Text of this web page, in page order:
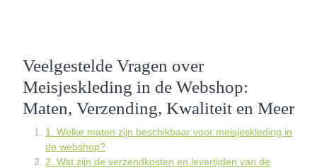
Veelgestelde Vragen over
Meisjeskleding in de Webshop:
Maten, Verzending, Kwaliteit en Meer
1. Welke maten zijn beschikbaar voor meisjeskleding in
de webshop?
2. Wat zijn de verzendkosten en levertijden van de